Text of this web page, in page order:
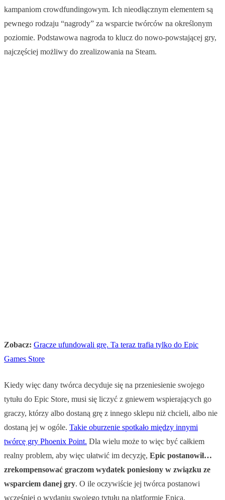
kampaniom crowdfundingowym. Ich nieodłącznym elementem są
pewnego rodzaju “nagrody” za wsparcie twórców na określonym
poziomie. Podstawowa nagroda to klucz do nowo-powstającej gry,
najczęściej możliwy do zrealizowania na Steam.
Zobacz: Gracze ufundowali grę. Ta teraz trafia tylko do Epic
Games Store
Kiedy więc dany twórca decyduje się na przeniesienie swojego
tytułu do Epic Store, musi się liczyć z gniewem wspierających go
graczy, którzy albo dostaną grę z innego sklepu niż chcieli, albo nie
dostaną jej w ogóle. Takie oburzenie spotkało między innymi
twórcę gry Phoenix Point. Dla wielu może to więc być całkiem
realny problem, aby więc ułatwić im decyzję, Epic postanowił…
zrekompensować graczom wydatek poniesiony w związku ze
wsparciem danej gry. O ile oczywiście jej twórca postanowi
wcześniej o wydaniu swojego tytułu na platformie Epica.